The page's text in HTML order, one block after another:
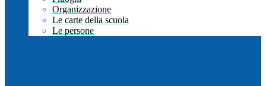
Organizzazione
Le carte della scuola
Le persone